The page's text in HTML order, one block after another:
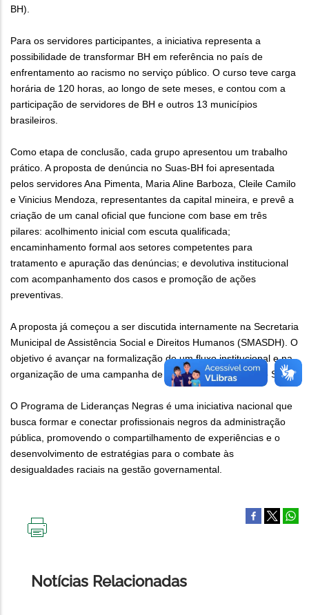
BH).
Para os servidores participantes, a iniciativa representa a
possibilidade de transformar BH em referência no país de
enfrentamento ao racismo no serviço público. O curso teve carga
horária de 120 horas, ao longo de sete meses, e contou com a
participação de servidores de BH e outros 13 municípios
brasileiros.
Como etapa de conclusão, cada grupo apresentou um trabalho
prático. A proposta de denúncia no Suas-BH foi apresentada
pelos servidores Ana Pimenta, Maria Aline Barboza, Cleile Camilo
e Vinicius Mendoza, representantes da capital mineira, e prevê a
criação de um canal oficial que funcione com base em três
pilares: acolhimento inicial com escuta qualificada;
encaminhamento formal aos setores competentes para
tratamento e apuração das denúncias; e devolutiva institucional
com acompanhamento dos casos e promoção de ações
preventivas.
A proposta já começou a ser discutida internamente na Secretaria
Municipal de Assistência Social e Direitos Humanos (SMASDH). O
objetivo é avançar na formalização de um fluxo institucional e na
organização de uma campanha de combate ao racismo no Suas.
O Programa de Lideranças Negras é uma iniciativa nacional que
busca formar e conectar profissionais negros da administração
pública, promovendo o compartilhamento de experiências e o
desenvolvimento de estratégias para o combate às
desigualdades raciais na gestão governamental.
Notícias Relacionadas